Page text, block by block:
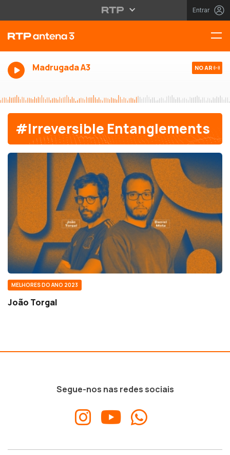
Entrar
Madrugada A3 NO AR
#Irreversible Entanglements
MELHORES DO ANO 2023
João Torgal
Segue-nos nas redes sociais